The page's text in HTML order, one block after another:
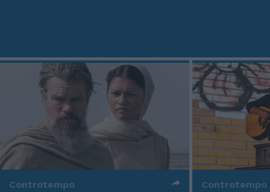
Controtempo Controtempo